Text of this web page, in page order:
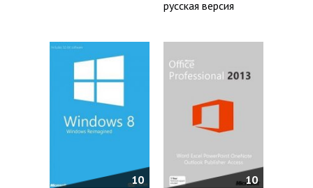
русская версия
10
10